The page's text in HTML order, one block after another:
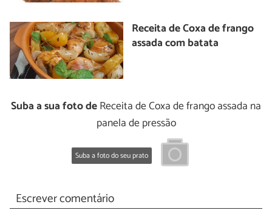
Receita de Coxa de frango
assada com batata
Suba a sua foto deReceita de Coxa de frango assada na
panela de pressão
Suba a foto do seu prato
Escrever comentário